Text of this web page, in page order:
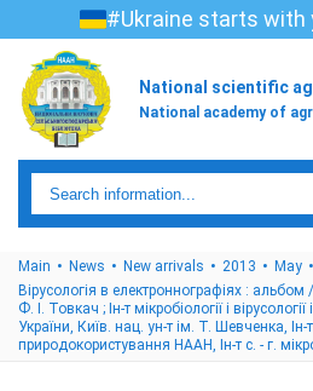
#Ukraine starts with
National scientific
National academy of
Main News New arrivals 2013
May
Вірусологія в електроннографіях :
Ф. І. Товкач ; Ін-т мікробіології і
України, Київ. нац. ун-т ім. Т. Шевченка, Ін-т
природокористування НААН, Ін-т с. - г.